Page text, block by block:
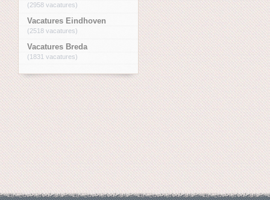
(2958 vacatures)
Vacatures Eindhoven
(2518 vacatures)
Vacatures Breda
(1831 vacatures)